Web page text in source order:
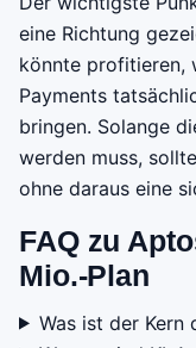
eine Richtung
könnte profitieren,
Payments
bringen. Solange
werden muss,
ohne daraus eine
FAQ zu
Mio.-Plan
Was ist der Kern